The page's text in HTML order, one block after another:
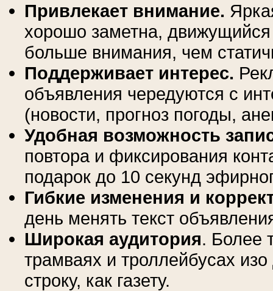
Привлекает внимание.
хорошо заметна,
больше внимания, чем
Поддерживает интерес.
объявления чередуются с
(новости, прогноз погоды,
Удобная возможность
повтора и фиксирования
подарок до 10 секунд
Гибкие изменения и
день менять текст
Широкая аудитория. Более
трамваях и троллейбусах
строку, как газету.